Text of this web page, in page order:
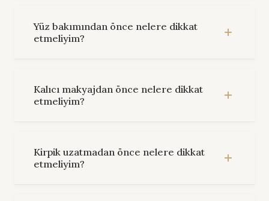
Yüz bakımından önce nelere dikkat
etmeliyim?
Kalıcı makyajdan önce nelere dikkat
etmeliyim?
Kirpik uzatmadan önce nelere dikkat
etmeliyim?